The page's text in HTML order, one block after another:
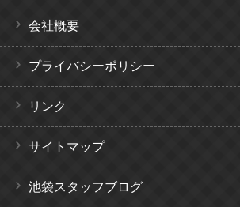
会社概要
プライバシーポリシー
リンク
サイトマップ
池袋スタッフブログ